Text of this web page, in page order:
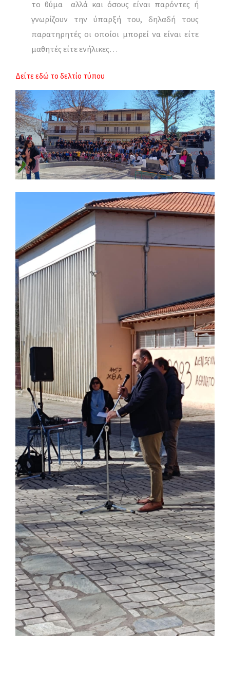
το θύμα αλλά και όσους είναι παρόντες ή
γνωρίζουν την ύπαρξή του, δηλαδή τους
παρατηρητές οι οποίοι μπορεί να είναι είτε
μαθητές είτε ενήλικες…
Δείτε εδώ το δελτίο τύπου